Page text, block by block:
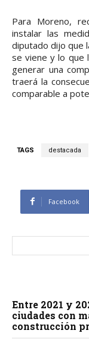
Para Moreno,
instalar las
diputado dijo que
se viene y lo que
generar una
traerá la
comparable a
TAGS destacada
Facebook
Entre 2021 y
ciudades con
construcción